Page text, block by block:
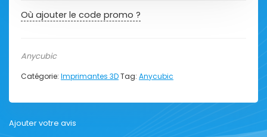
Où ajouter le code promo ?
Anycubic
Catégorie: Imprimantes 3DTag: Anycubic
Ajouter votre avis